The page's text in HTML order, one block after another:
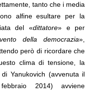
tanto che i media
alfine esultare per la
del «dittatore» e per
della democrazia»,
però di ricordare che
clima di tensione, la
di Yanukovich (avvenuta il
2014) avviene